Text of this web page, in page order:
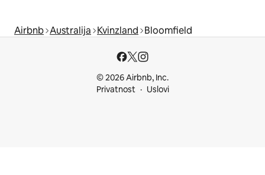
Airbnb Australija Kvinzland Bloomfield
© 2026 Airbnb, Inc.
Privatnost
Uslovi